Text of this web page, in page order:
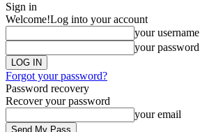
Sign in
Welcome!Log into your account
your username
your password
Forgot your password?
Password recovery
Recover your password
your email